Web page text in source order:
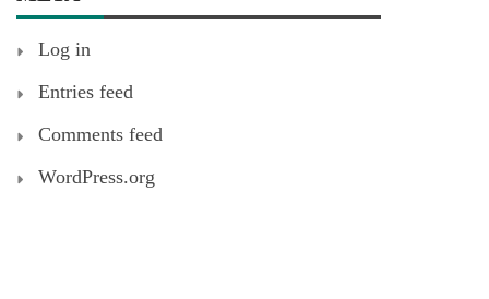
Log in
Entries feed
Comments feed
WordPress.org